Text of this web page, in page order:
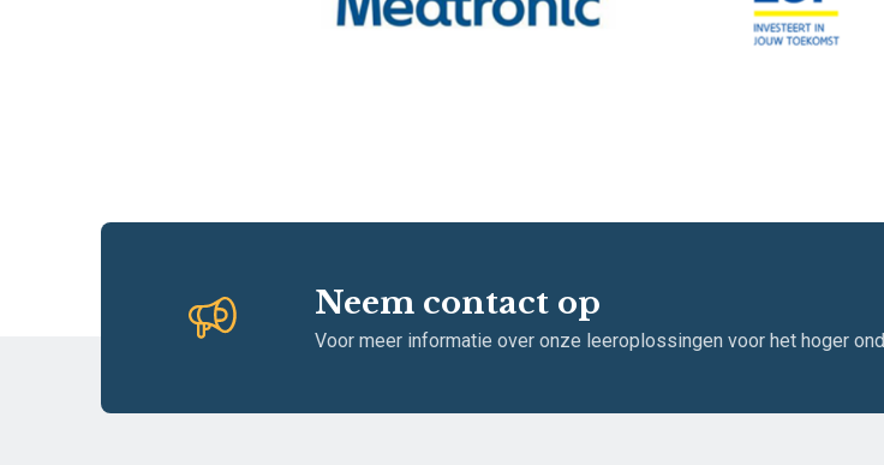
Neem contact op
Voor meer informatie over onze leeroplossingen voor het hoger